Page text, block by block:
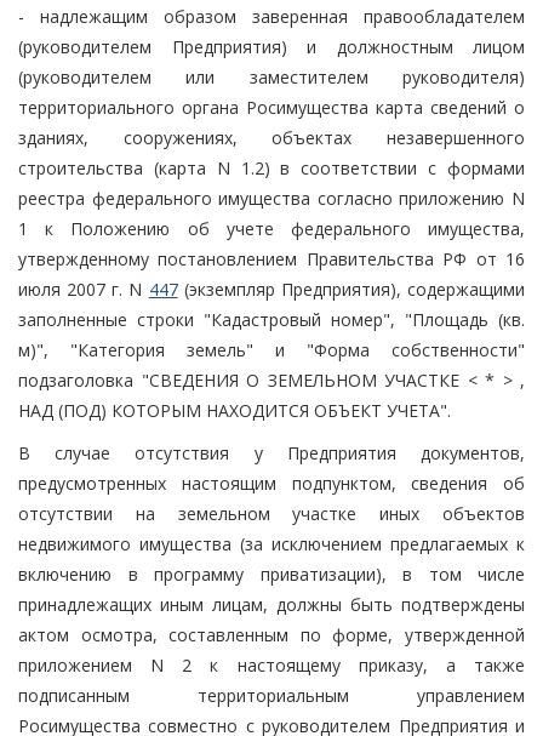
- надлежащим образом заверенная правообладателем
(руководителем Предприятия) и должностным лицом
(руководителем или заместителем руководителя)
территориального органа Росимущества карта сведений о
зданиях, сооружениях, объектах незавершенного
строительства (карта N 1.2) в соответствии с формами
реестра федерального имущества согласно приложению N
1 к Положению об учете федерального имущества,
утвержденному постановлением Правительства РФ от 16
июля 2007 г. N 447(экземпляр Предприятия), содержащими
заполненные строки "Кадастровый номер", "Площадь (кв.
м)", "Категория земель" и "Форма собственности"
подзаголовка "СВЕДЕНИЯ О ЗЕМЕЛЬНОМ УЧАСТКЕ < * > ,
НАД (ПОД) КОТОРЫМ НАХОДИТСЯ ОБЪЕКТ УЧЕТА".
В случае отсутствия у Предприятия документов,
предусмотренных настоящим подпунктом, сведения об
отсутствии на земельном участке иных объектов
недвижимого имущества (за исключением предлагаемых к
включению в программу приватизации), в том числе
принадлежащих иным лицам, должны быть подтверждены
актом осмотра, составленным по форме, утвержденной
приложением N 2 к настоящему приказу, а также
подписанным территориальным управлением
Росимущества совместно с руководителем Предприятия и